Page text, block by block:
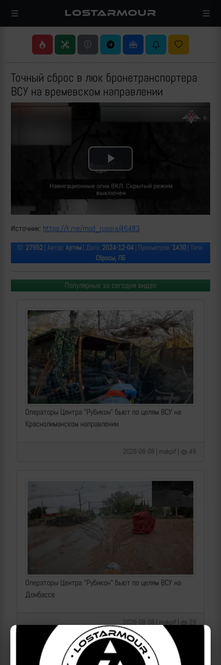
LOSTARMOUR
Точный сброс в люк бронетранспортера
ВСУ на времевском направлении
Play
Video
Источник: https://t.me/mod_russia/46483
ID: 27652 | Автор: Артем | Дата: 2024-12-04 | Просмотров: 1430 | Теги:
Сбросы, ЛБ
Популярные за сегодня видео
Операторы Центра "Рубикон" бьют по целям ВСУ на
Краснолиманском направлении
2026-08-08 | makpif | 49
Операторы Центра "Рубикон" бьют по целям ВСУ на
Донбассе
2026-08-08 | makpif | 29